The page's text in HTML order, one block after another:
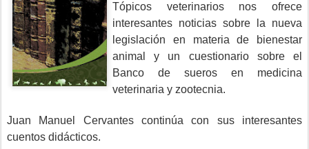
Tópicos veterinarios nos ofrece
interesantes noticias sobre la nueva
legislación en materia de bienestar
animal y un cuestionario sobre el
Banco de sueros en medicina
veterinaria y zootecnia.
Juan Manuel Cervantes continúa con sus interesantes
cuentos didácticos.